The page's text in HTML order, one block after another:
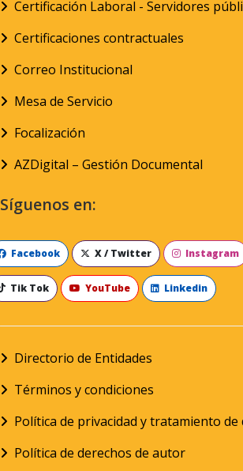
Certificación Laboral - Servidores
Certificaciones contractuales
Correo Institucional
Mesa de Servicio
Focalización
AZDigital – Gestión Documental
Síguenos en:
Facebook X / Twitter Instagram
Tik Tok YouTube Linkedin
Directorio de Entidades
Términos y condiciones
Política de privacidad y tratamiento
Política de derechos de autor